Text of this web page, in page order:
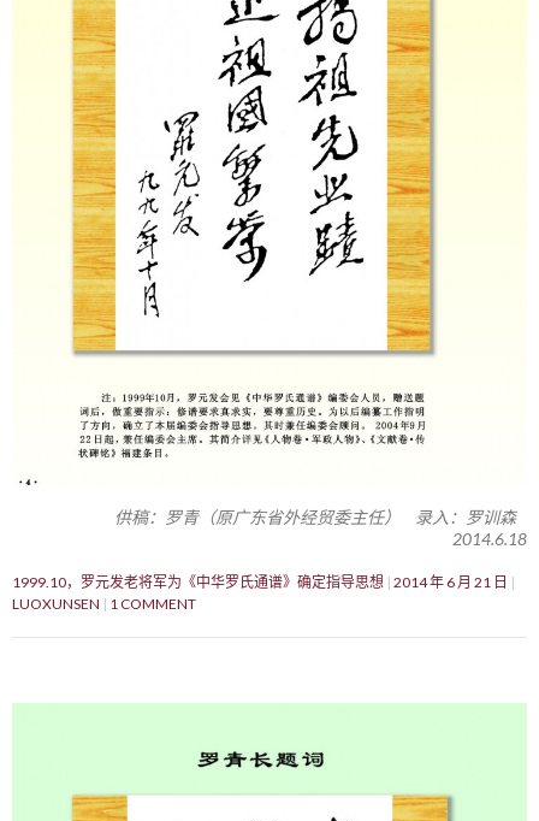
供稿：罗青（原广东省外经贸委主任） 录入：罗训森
2014.6.18
1999.10，罗元发老将军为《中华罗氏通谱》确定指导思想 2014 年 6 月 21 日
LUOXUNSEN
1 COMMENT